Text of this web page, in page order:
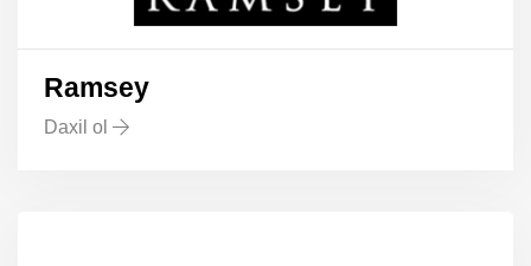
Ramsey
Daxil ol